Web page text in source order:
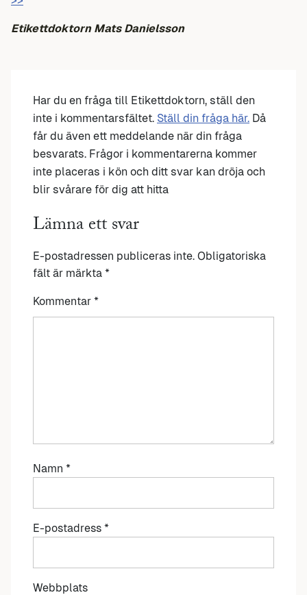
Etikettdoktorn Mats Danielsson
Har du en fråga till Etikettdoktorn, ställ den
inte i kommentarsfältet. Ställ din fråga här. Då
får du även ett meddelande när din fråga
besvarats. Frågor i kommentarerna kommer
inte placeras i kön och ditt svar kan dröja och
blir svårare för dig att hitta
Lämna ett svar
E-postadressen publiceras inte. Obligatoriska
fält är märkta *
Kommentar *
Namn *
E-postadress *
Webbplats